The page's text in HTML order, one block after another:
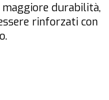
maggiore durabilità,
rinforzati con